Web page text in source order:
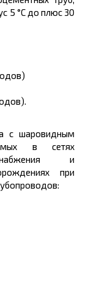
5 °С до плюс 30
с шаровидным
в сетях
и
при